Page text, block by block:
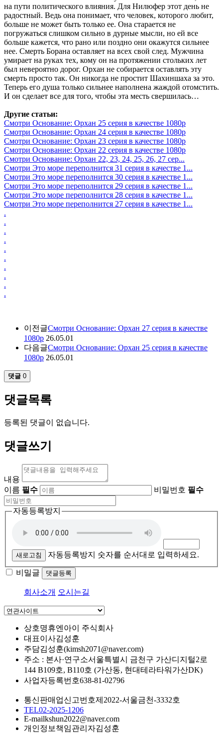
на пути политического влияния. Для Нилюфер этот день не
радостный. Ведь она понимает, что человек, которого любит,
больше не может быть только ее. Она старается не
погружаться слишком сильно в дурные мысли, но ей все
больше кажется, что рано или поздно они окажутся сильнее
нее. Смерть Борана оставляет на всех свой след. Мужчина
умирает на руках тех, кому он на протяжении стольких лет
был невероятно дорог. Орхан не собирается оставлять эту
смерть просто так. Он никогда не простит Шахиншаха за это.
Теперь его душа только сильнее наполнена жаждой отомстить.
И он сделает все для того, чтобы эта месть свершилась…
Другие статьи:
Смотри Основание: Орхан 25 серия в качестве 1080p
Смотри Основание: Орхан 24 серия в качестве 1080p
Смотри Основание: Орхан 23 серия в качестве 1080p
Смотри Основание: Орхан 22 серия в качестве 1080p
Смотри Основание: Орхан 22, 23, 24, 25, 26, 27 сер...
Смотри Это море переполнится 31 серия в качестве 1...
Смотри Это море переполнится 30 серия в качестве 1...
Смотри Это море переполнится 29 серия в качестве 1...
Смотри Это море переполнится 28 серия в качестве 1...
Смотри Это море переполнится 27 серия в качестве 1...
.
.
.
.
.
.
.
.
.
.
이전글Смотри Основание: Орхан 27 серия в качестве
1080p 26.05.01
다음글Смотри Основание: Орхан 25 серия в качестве
1080p 26.05.01
댓글 0
댓글목록
등록된 댓글이 없습니다.
댓글쓰기
내용
이름 필수 비밀번호 필수
자동등록방지
새로고침 자동등록방지 숫자를 순서대로 입력하세요.
비밀글 댓글등록
회사소개 오시는길
상호명휴엔아이 주식회사
대표이사김성훈
주담김성훈(kimsh2071@naver.com)
주소 : 본사·연구소서울특별시 금천구 가산디지털2로
144 B109호, B110호 (가산동, 현대테라타워가산DK)
사업자등록번호638-81-02796
통신판매업신고번호제2022-서울금천-3332호
TEL02-2025-1206
E-mailkshun2022@naver.com
개인정보책임관리자김성훈